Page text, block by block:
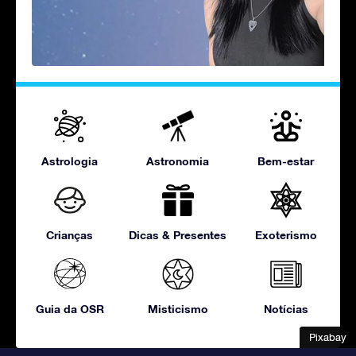
Pixabay
Pixabay
Pixabay
Astrologia Astronomia Bem-estar
Crianças Dicas & Presentes Exoterismo
Guia da OSR Misticismo Notícias